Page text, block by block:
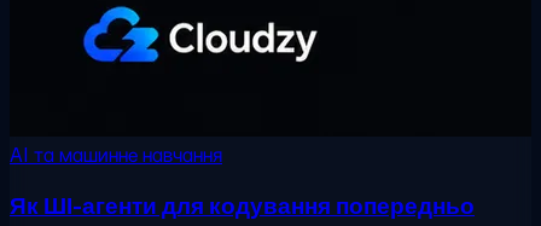
AI та машинне навчання
Як ШІ-агенти для кодування попередньо